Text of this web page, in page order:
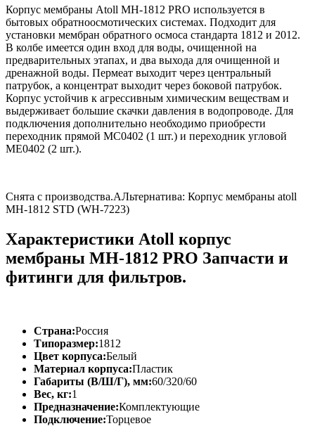
Корпус мембраны Аtoll MH-1812 PRO используется в
бытовых обратноосмотических системах. Подходит для
установки мембран обратного осмоса стандарта 1812 и 2012.
В колбе имеется один вход для воды, очищенной на
предварительных этапах, и два выхода для очищенной и
дренажной воды. Пермеат выходит через центральный
патрубок, а концентрат выходит через боковой патрубок.
Корпус устойчив к агрессивным химическим веществам и
выдерживает большие скачки давления в водопроводе. Для
подключения дополнительно необходимо приобрести
переходник прямой MC0402 (1 шт.) и переходник угловой
ME0402 (2 шт.).
Снята с производства.АЛьтернатива: Корпус мембраны atoll
MH-1812 STD (WH-7223)
Характеристики Atoll корпус
мембраны MH-1812 PRO Запчасти и
фитинги для фильтров.
Страна:Россия
Типоразмер:1812
Цвет корпуса:Белый
Материал корпуса:Пластик
Габариты (В/Ш/Г), мм:60/320/60
Вес, кг:1
Предназначение:Комплектующие
Подключение:Торцевое